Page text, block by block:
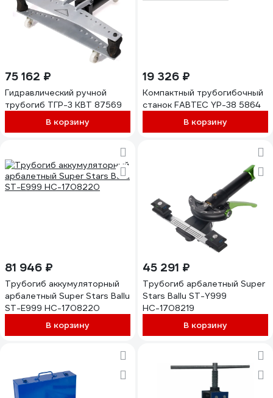
75 162 ₽
Гидравлический ручной
трубогиб ТГР-3 КВТ 87569
В корзину
19 326 ₽
Компактный трубогибочный
станок FABTEC YP-38 5864
В корзину
81 946 ₽
Трубогиб аккумуляторный
арбалетный Super Stars Ballu
ST-E999 НС-1708220
В корзину
45 291 ₽
Трубогиб арбалетный Super
Stars Ballu ST-Y999
НС-1708219
В корзину